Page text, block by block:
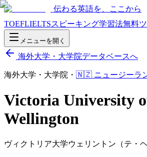
伝わる英語を、ここから
TOEFLIELTSスピーキング学習法無料
メニューを開く
海外大学・大学院データベースへ
海外大学・大学院 ・ 🇳🇿 ニュージーラ
Victoria University
Wellington
ヴィクトリア大学ウェリントン（テ・